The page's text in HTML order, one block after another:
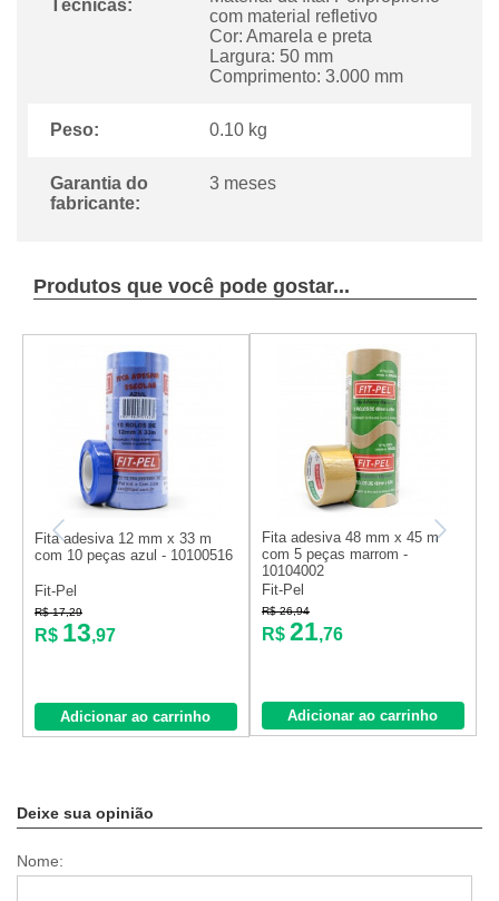
Técnicas:
com material refletivo
Cor: Amarela e preta
Largura: 50 mm
Comprimento: 3.000 mm
Peso: 0.10 kg
Garantia do
fabricante:
3 meses
Produtos que você pode gostar...
Fita adesiva 12 mm x 33 m
com 10 peças azul - 10100516
Fit-Pel
R$ 17,29
R$ 13,97
Adicionar ao carrinho
Fita adesiva 48 mm x 45 m
com 5 peças marrom -
10104002
Fit-Pel
R$ 26,94
R$ 21,76
Adicionar ao carrinho
Deixe sua opinião
Nome: